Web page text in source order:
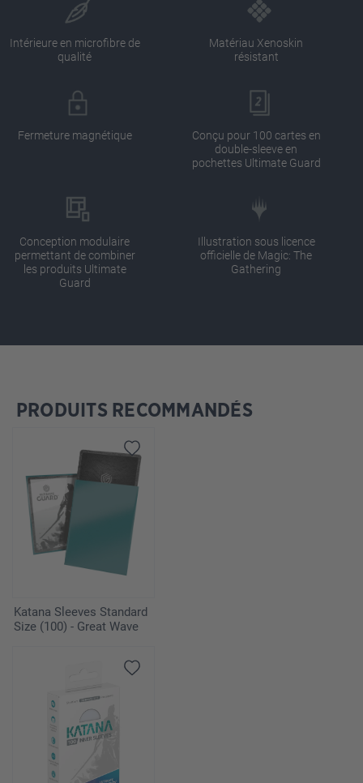
Intérieure en microfibre de
qualité
Matériau Xenoskin
résistant
Fermeture magnétique
Conçu pour 100 cartes en
double-sleeve en
pochettes Ultimate Guard
Conception modulaire
permettant de combiner
les produits Ultimate
Guard
Illustration sous licence
officielle de Magic: The
Gathering
Ignorer la galerie de produits
PRODUITS RECOMMANDÉS
Katana Sleeves Standard
Size (100) - Great Wave